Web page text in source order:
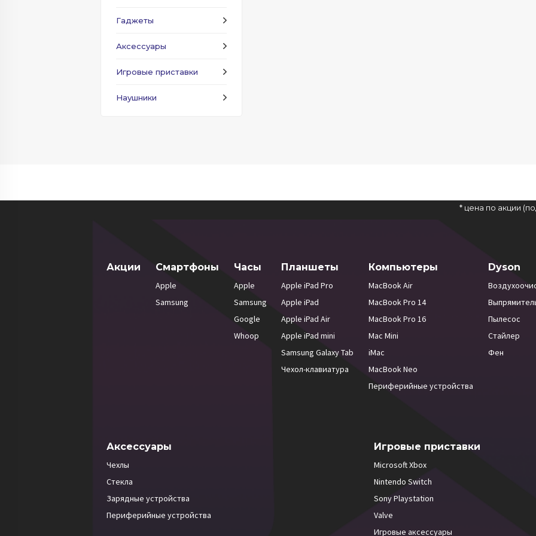
Гаджеты
Аксессуары
Игровые приставки
Наушники
* цена по акции
Акции Смартфоны
Apple
Samsung
Часы
Apple
Samsung
Google
Whoop
Планшеты
Apple iPad Pro
Apple iPad
Apple iPad Air
Apple iPad mini
Samsung Galaxy Tab
Чехол-клавиатура
Компьютеры
MacBook Air
MacBook Pro 14
MacBook Pro 16
Mac Mini
iMac
MacBook Neo
Периферийные устройства
Dyson
Пылесос
Стайлер
Фен
Аксессуары
Чехлы
Стекла
Зарядные устройства
Периферийные устройства
Игровые приставки
Microsoft Xbox
Nintendo Switch
Sony Playstation
Valve
Игровые аксессуары